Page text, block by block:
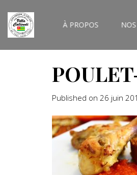
À PROPOS
Published on 26 juin